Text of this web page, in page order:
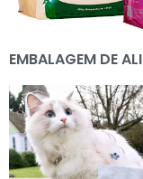
EMBALAGEM DE